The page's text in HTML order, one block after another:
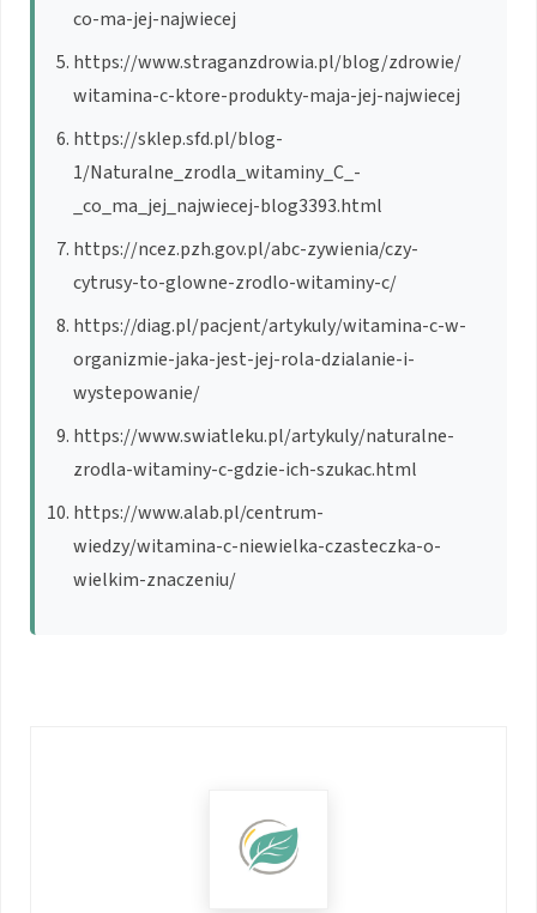
co-ma-jej-najwiecej
https://www.straganzdrowia.pl/blog/zdrowie/
witamina-c-ktore-produkty-maja-jej-najwiecej
https://sklep.sfd.pl/blog-
1/Naturalne_zrodla_witaminy_C_-
_co_ma_jej_najwiecej-blog3393.html
https://ncez.pzh.gov.pl/abc-zywienia/czy-
cytrusy-to-glowne-zrodlo-witaminy-c/
https://diag.pl/pacjent/artykuly/witamina-c-w-
organizmie-jaka-jest-jej-rola-dzialanie-i-
wystepowanie/
https://www.swiatleku.pl/artykuly/naturalne-
zrodla-witaminy-c-gdzie-ich-szukac.html
https://www.alab.pl/centrum-
wiedzy/witamina-c-niewielka-czasteczka-o-
wielkim-znaczeniu/